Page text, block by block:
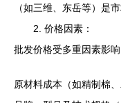
（如三维、东岳等）是市
2. 价格因素：
批发价格受多重因素影响
原材料成本（如精制棉